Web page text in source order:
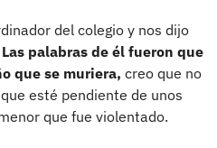
del colegio y nos dijo
Las palabras de él fueron que
que se muriera, creo que no
esté pendiente de unos
que fue violentado.